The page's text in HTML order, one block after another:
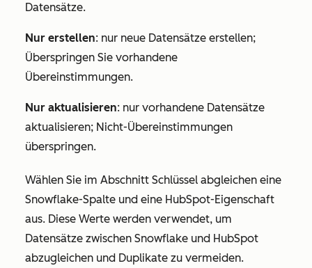
Datensätze.
Nur erstellen: nur neue Datensätze erstellen;
Überspringen Sie vorhandene
Übereinstimmungen.
Nur aktualisieren: nur vorhandene Datensätze
aktualisieren; Nicht-Übereinstimmungen
überspringen.
Wählen Sie im Abschnitt Schlüssel abgleichen eine
Snowflake-Spalte und eine HubSpot-Eigenschaft
aus. Diese Werte werden verwendet, um
Datensätze zwischen Snowflake und HubSpot
abzugleichen und Duplikate zu vermeiden.